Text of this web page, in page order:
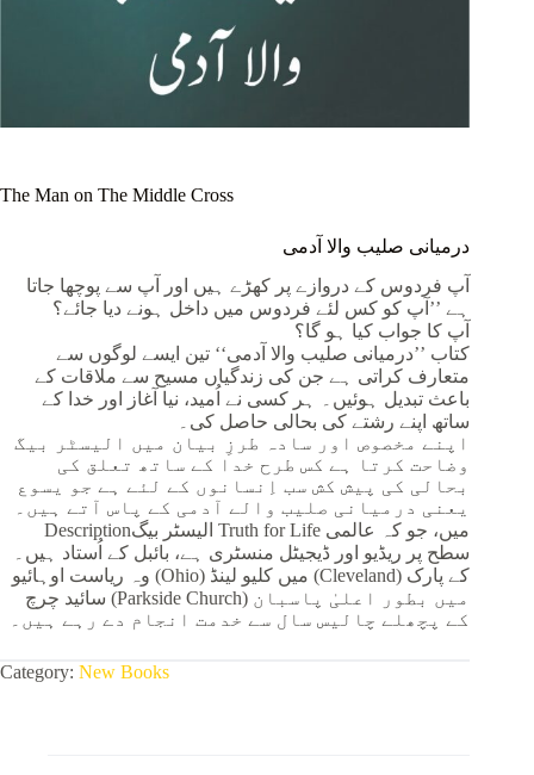
The Man on The Middle Cross
درمیانی صلیب والا آدمی
آپ فردوس کے دروازے پر کھڑے ہیں اور آپ سے پوچھا جاتا
ہے ’’آپ کو کس لئے فردوس میں داخل ہونے دیا جائے؟
آپ کا جواب کیا ہو گا؟
کتاب ’’درمیانی صلیب والا آدمی‘‘ تین ایسے لوگوں سے
متعارف کراتی ہے جن کی زندگیاں مسیح سے ملاقات کے
باعث تبدیل ہوئیں۔ ہر کسی نے اُمید، نیا آغاز اور خدا کے
ساتھ اپنے رشتے کی بحالی حاصل کی۔
اپنے مخصوص اور سادہ طرزِ بیان میں الیسٹر بیگ
وضاحت کرتا ہے کس طرح خدا کے ساتھ تعلق کی
بحالی کی پیش کش سب اِنسانوں کے لئے ہے جو یسوع
یعنی درمیانی صلیب والے آدمی کے پاس آتے ہیں۔
Descriptionالیسٹر بیگ Truth for Life میں، جو کہ عالمی
سطح پر ریڈیو اور ڈیجیٹل منسٹری ہے، بائبل کے اُستاد ہیں۔
وہ ریاست اوہائیو (Ohio) میں کلیو لینڈ (Cleveland) کے پارک
سائید چرچ (Parkside Church) میں بطور اعلیٰ پاسبان
کے پچھلے چالیس سال سے خدمت انجام دے رہے ہیں۔
Category: New Books